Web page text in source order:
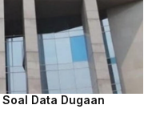
Data Dugaan